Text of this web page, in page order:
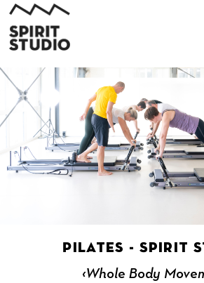
Pilates - Spirit
‹Whole Body